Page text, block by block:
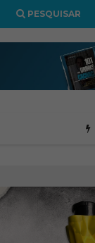
PESQUISAR